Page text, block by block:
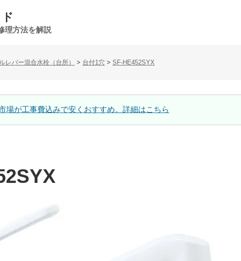
理方法を解説
レバー混合水栓（台所） > 台付1穴 > SF-HE452SYX
場が工事費込みで安くおすすめ。詳細はこちら